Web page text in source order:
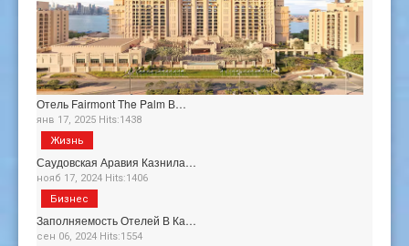
Отель Fairmont The Palm В…
янв 17, 2025 Hits:1438
Саудовская Аравия Казнила…
нояб 17, 2024 Hits:1406
Жизнь
Заполняемость Отелей В Ка…
сен 06, 2024 Hits:1554
Бизнес